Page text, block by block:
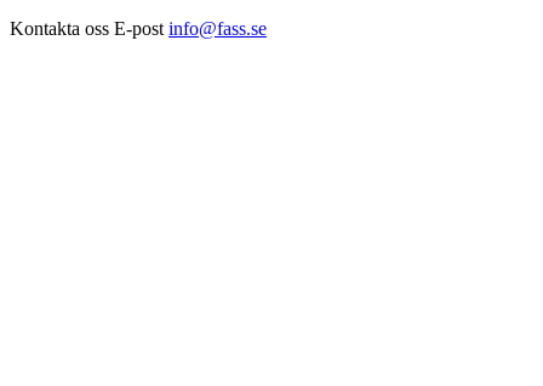
Kontakta oss E-post info@fass.se